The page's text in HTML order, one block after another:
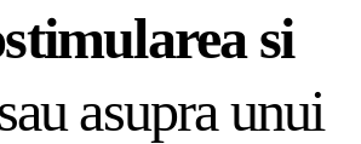
si
asupra unui